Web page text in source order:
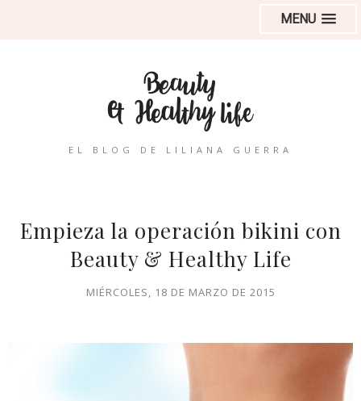
MENU
EL BLOG DE LILIANA GUERRA
Empieza la operación bikini con
Beauty & Healthy Life
MIÉRCOLES, 18 DE MARZO DE 2015